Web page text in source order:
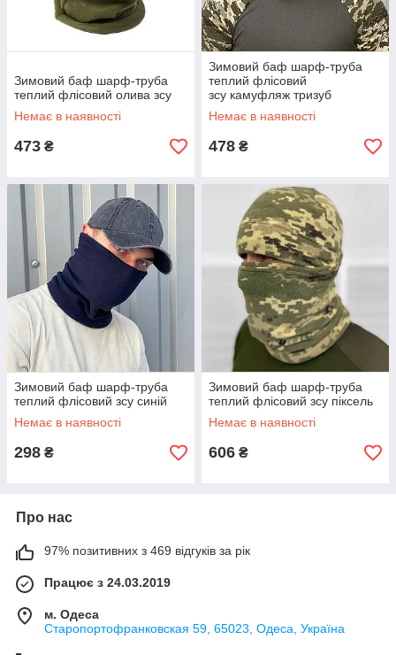
Зимовий баф шарф-труба
теплий флісовий олива зсу
Немає в наявності
473 ₴
Зимовий баф шарф-труба
теплий флісовий
зсу камуфляж тризуб
Немає в наявності
478 ₴
Зимовий баф шарф-труба
теплий флісовий зсу синій
Немає в наявності
298 ₴
Зимовий баф шарф-труба
теплий флісовий зсу піксель
Немає в наявності
606 ₴
Про нас
97% позитивних з 469 відгуків за рік
Працює з 24.03.2019
м. Одеса
Старопортофранковская 59, 65023, Одеса, Україна